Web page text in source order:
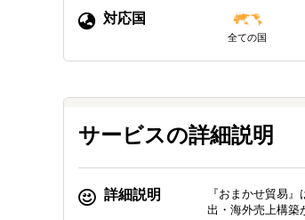
対応国
全ての国
サービスの詳細説明
詳細説明
『おまかせ貿易
出・海外売上構築